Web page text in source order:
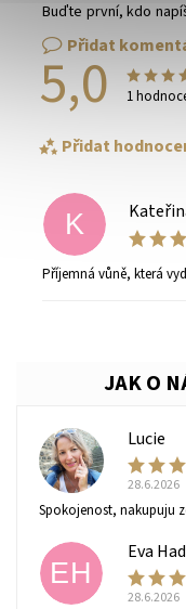
Buďte první, kdo
Přidat
5,0 1
Přidat
Vaše osobní údaje
ochrany osobních
K
Příjemná vůně, která
L
Lucie
28.6.2026
Spokojenost, nakupuju
EH
Eva
28.6.2026